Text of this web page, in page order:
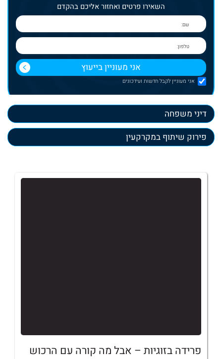
דיני משפחה
פירוק שיתוף במקרקעין
פרידה בזוגיות – אבל מה קורה עם הרכוש
השאירו פרטים ואחזור אליכם בהקדם
אני מעוניין לקבל חדשות ועידכונים